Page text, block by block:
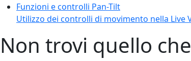
Funzioni e controlli Pan-Tilt
Utilizzo dei controlli di movimento nella Live
Non trovi quello